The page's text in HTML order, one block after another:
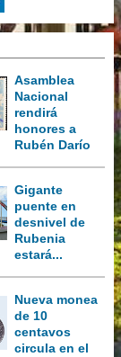
Asamblea
Nacional
rendirá
honores a
Rubén Darío
Gigante
puente en
desnivel de
Rubenia
estará...
Nueva monea
de 10
centavos
circula en el